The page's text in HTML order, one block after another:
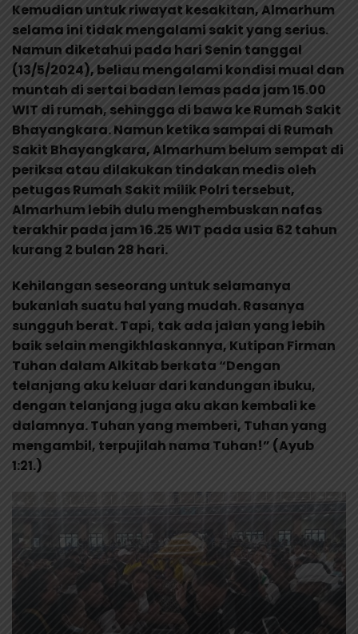
Kemudian untuk riwayat kesakitan, Almarhum
selama ini tidak mengalami sakit yang serius.
Namun diketahui pada hari Senin tanggal
(13/5/2024), beliau mengalami kondisi mual dan
muntah di sertai badan lemas pada jam 15.00
WIT di rumah, sehingga di bawa ke Rumah Sakit
Bhayangkara. Namun ketika sampai di Rumah
Sakit Bhayangkara, Almarhum belum sempat di
periksa atau dilakukan tindakan medis oleh
petugas Rumah Sakit milik Polri tersebut,
Almarhum lebih dulu menghembuskan nafas
terakhir pada jam 16.25 WIT pada usia 62 tahun
kurang 2 bulan 28 hari.
Kehilangan seseorang untuk selamanya
bukanlah suatu hal yang mudah. Rasanya
sungguh berat. Tapi, tak ada jalan yang lebih
baik selain mengikhlaskannya, Kutipan Firman
Tuhan dalam Alkitab berkata “Dengan
telanjang aku keluar dari kandungan ibuku,
dengan telanjang juga aku akan kembali ke
dalamnya. Tuhan yang memberi, Tuhan yang
mengambil, terpujilah nama Tuhan!” (Ayub
1:21.)